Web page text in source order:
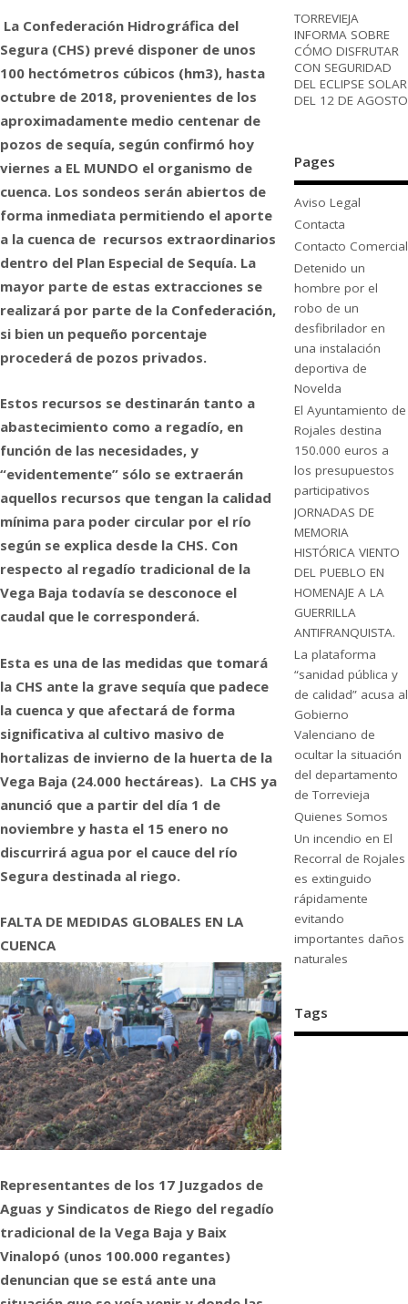
La Confederación Hidrográfica del
Segura (CHS) prevé disponer de unos
100 hectómetros cúbicos (hm3), hasta
octubre de 2018, provenientes de los
aproximadamente medio centenar de
pozos de sequía, según confirmó hoy
viernes a EL MUNDO el organismo de
cuenca. Los sondeos serán abiertos de
forma inmediata permitiendo el aporte
a la cuenca de recursos extraordinarios
dentro del Plan Especial de Sequía. La
mayor parte de estas extracciones se
realizará por parte de la Confederación,
si bien un pequeño porcentaje
procederá de pozos privados.
Estos recursos se destinarán tanto a
abastecimiento como a regadío, en
función de las necesidades, y
“evidentemente” sólo se extraerán
aquellos recursos que tengan la calidad
mínima para poder circular por el río
según se explica desde la CHS. Con
respecto al regadío tradicional de la
Vega Baja todavía se desconoce el
caudal que le corresponderá.
Esta es una de las medidas que tomará
la CHS ante la grave sequía que padece
la cuenca y que afectará de forma
significativa al cultivo masivo de
hortalizas de invierno de la huerta de la
Vega Baja (24.000 hectáreas). La CHS ya
anunció que a partir del día 1 de
noviembre y hasta el 15 enero no
discurrirá agua por el cauce del río
Segura destinada al riego.
FALTA DE MEDIDAS GLOBALES EN LA
CUENCA
Representantes de los 17 Juzgados de
Aguas y Sindicatos de Riego del regadío
tradicional de la Vega Baja y Baix
Vinalopó (unos 100.000 regantes)
denuncian que se está ante una
TORREVIEJA
INFORMA SOBRE
CÓMO DISFRUTAR
CON SEGURIDAD
DEL ECLIPSE SOLAR
DEL 12 DE AGOSTO
Pages
Aviso Legal
Contacta
Contacto Comercial
Detenido un
hombre por el
robo de un
desfibrilador en
una instalación
deportiva de
Novelda
El Ayuntamiento de
Rojales destina
150.000 euros a
los presupuestos
participativos
JORNADAS DE
MEMORIA
HISTÓRICA VIENTO
DEL PUEBLO EN
HOMENAJE A LA
GUERRILLA
ANTIFRANQUISTA.
La plataforma
“sanidad pública y
de calidad” acusa al
Gobierno
Valenciano de
ocultar la situación
del departamento
de Torrevieja
Quienes Somos
Un incendio en El
Recorral de Rojales
es extinguido
rápidamente
evitando
importantes daños
naturales
Tags